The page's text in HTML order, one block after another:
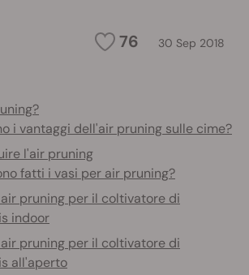
76 30 Sep 2018
i vantaggi dell'air pruning sulle cime?
l'air pruning
fatti i vasi per air pruning?
pruning per il coltivatore di
indoor
pruning per il coltivatore di
all'aperto